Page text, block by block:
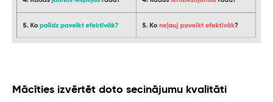
Mācīties izvērtēt doto secinājumu kvalitāti